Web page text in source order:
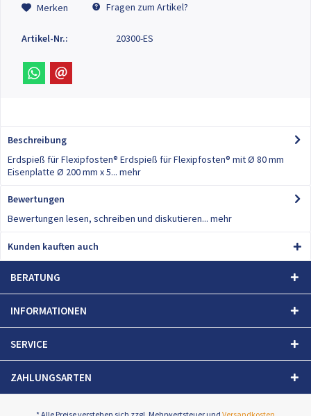
Merken Fragen zum Artikel?
Artikel-Nr.: 20300-ES
Beschreibung
Erdspieß für Flexipfosten® Erdspieß für Flexipfosten® mit Ø 80 mm
Eisenplatte Ø 200 mm x 5... mehr
Bewertungen
Bewertungen lesen, schreiben und diskutieren... mehr
Kunden kauften auch
BERATUNG
INFORMATIONEN
SERVICE
ZAHLUNGSARTEN